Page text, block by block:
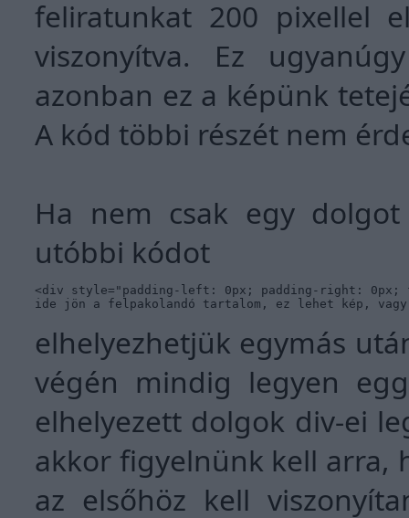
feliratunkat 200 pixellel
viszonyítva. Ez
azonban ez a képünk
A kód többi részét nem
Ha nem csak egy
utóbbi kódot
<div style="padding-left: 0px; padding-right:
ide jön a felpakolandó tartalom, ez lehet kép,
elhelyezhetjük egymás
végén mindig legyen
elhelyezett dolgok div-ei
akkor figyelnünk kell arra,
az elsőhöz kell